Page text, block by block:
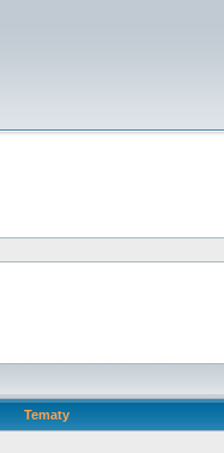
Tematy